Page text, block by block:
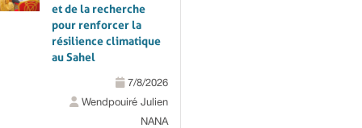
et de la recherche
pour renforcer la
résilience climatique
au Sahel
7/8/2026
Wendpouiré Julien
NANA